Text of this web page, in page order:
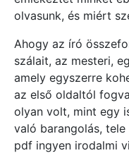
olvasunk, és miért
Ahogy az író
szálait, az mesteri,
amely egyszerre
az első oldaltól
olyan volt, mint egy
való barangolás,
pdf ingyen irodalmi